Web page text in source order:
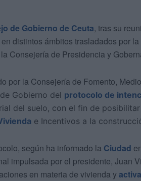
de Gobierno de Ceuta, tras su
distintos ámbitos trasladados por la
Consejería de Presidencia y
por la Consejería de Fomento,
Gobierno del protocolo de
del suelo, con el fin de
e Incentivos a la
según ha informado la Ciudad
impulsada por el presidente, Juan
en materia de vivienda y